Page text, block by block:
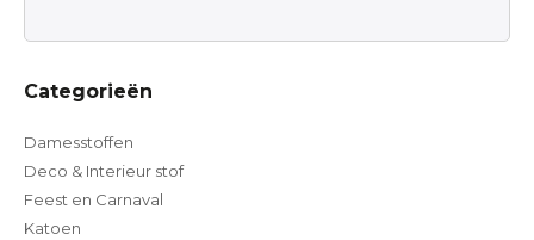
Categorieën
Damesstoffen
Deco & Interieur stof
Feest en Carnaval
Katoen